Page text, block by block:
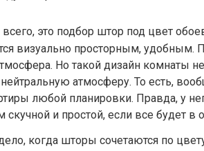
это подбор штор под цвет
визуально просторным, удобным.
Но такой дизайн комнаты
нейтральную атмосферу. То есть,
любой планировки. Правда, у
скучной и простой, если все будет в
когда шторы сочетаются по